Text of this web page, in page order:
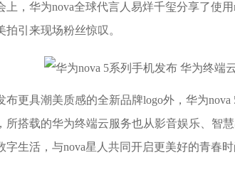
上，华为nova全球代言人易烊千玺分享了使
拍引来现场粉丝惊叹。
布更具潮美质感的全新品牌logo外，华为
所搭载的华为终端云服务也从影音娱乐、智
字生活，与nova星人共同开启更美好的青春